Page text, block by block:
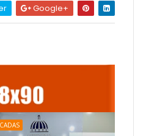
Google+